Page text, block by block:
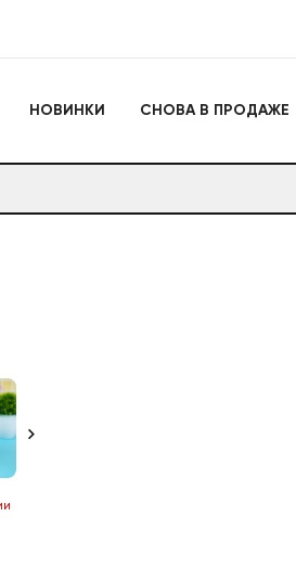
НОВИНКИ СНОВА В ПРОДАЖЕ
Настольные игры
Подарочные наборы
Слайм